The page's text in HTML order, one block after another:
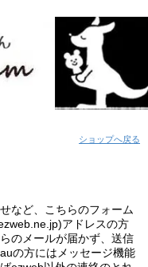
ショップへ戻る
など、こちらのフォーム
アドレスの方
のメールが届かず、送信
の方にはメッセージ機能